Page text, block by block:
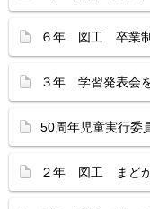
６年 図工 卒業制
３年 学習発表会
50周年児童実行委
２年 図工 まどか